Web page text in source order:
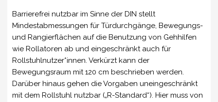
Barrierefrei nutzbar im Sinne der DIN stellt
Mindestabmessungen für Türdurchgänge, Bewegungs-
und Rangierflächen auf die Benutzung von Gehhilfen
wie Rollatoren ab und eingeschränkt auch für
Rollstuhlnutzer*innen. Verkürzt kann der
Bewegungsraum mit 120 cm beschrieben werden.
Darüber hinaus gehen die Vorgaben uneingeschränkt
mit dem Rollstuhl nutzbar („R-Standard“). Hier muss von